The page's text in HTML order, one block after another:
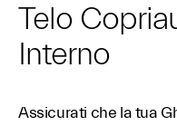
Telo
Interno
Assicurati che la tua